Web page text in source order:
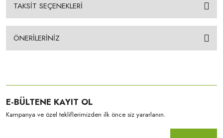
TAKSİT SEÇENEKLERİ
ÖNERİLERİNİZ
E-BÜLTENE KAYIT OL
Kampanya ve özel tekliflerimizden ilk önce siz yararlanın.